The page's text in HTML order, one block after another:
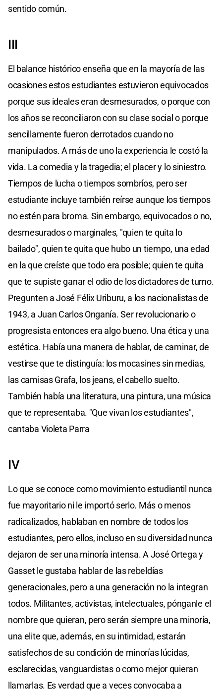
sentido común.
III
El balance histórico enseña que en la mayoría de las
ocasiones estos estudiantes estuvieron equivocados
porque sus ideales eran desmesurados, o porque con
los años se reconciliaron con su clase social o porque
sencillamente fueron derrotados cuando no
manipulados. A más de uno la experiencia le costó la
vida. La comedia y la tragedia; el placer y lo siniestro.
Tiempos de lucha o tiempos sombríos, pero ser
estudiante incluye también reírse aunque los tiempos
no estén para broma. Sin embargo, equivocados o no,
desmesurados o marginales, "quien te quita lo
bailado", quien te quita que hubo un tiempo, una edad
en la que creíste que todo era posible; quien te quita
que te supiste ganar el odio de los dictadores de turno.
Pregunten a José Félix Uriburu, a los nacionalistas de
1943, a Juan Carlos Onganía. Ser revolucionario o
progresista entonces era algo bueno. Una ética y una
estética. Había una manera de hablar, de caminar, de
vestirse que te distinguía: los mocasines sin medias,
las camisas Grafa, los jeans, el cabello suelto.
También había una literatura, una pintura, una música
que te representaba. "Que vivan los estudiantes",
cantaba Violeta Parra
IV
Lo que se conoce como movimiento estudiantil nunca
fue mayoritario ni le importó serlo. Más o menos
radicalizados, hablaban en nombre de todos los
estudiantes, pero ellos, incluso en su diversidad nunca
dejaron de ser una minoría intensa. A José Ortega y
Gasset le gustaba hablar de las rebeldías
generacionales, pero a una generación no la integran
todos. Militantes, activistas, intelectuales, pónganle el
nombre que quieran, pero serán siempre una minoría,
una elite que, además, en su intimidad, estarán
satisfechos de su condición de minorías lúcidas,
esclarecidas, vanguardistas o como mejor quieran
llamarlas. Es verdad que a veces convocaba a